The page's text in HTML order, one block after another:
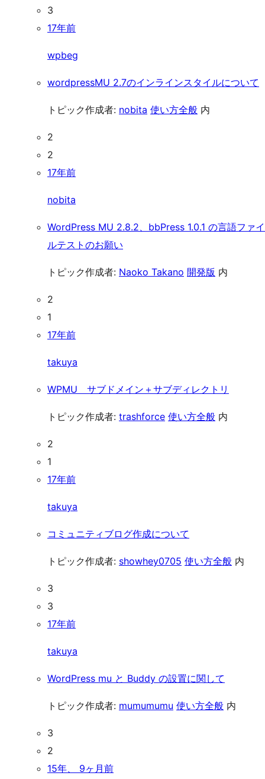
3
17年前
wpbeg
wordpressMU 2.7のインラインスタイルについて
トピック作成者: nobita 使い方全般 内
2
2
17年前
nobita
WordPress MU 2.8.2、bbPress 1.0.1 の言語ファイ
ルテストのお願い
トピック作成者: Naoko Takano 開発版 内
2
1
17年前
takuya
WPMU サブドメイン＋サブディレクトリ
トピック作成者: trashforce 使い方全般 内
2
1
17年前
takuya
コミュニティブログ作成について
トピック作成者: showhey0705 使い方全般 内
3
3
17年前
takuya
WordPress mu と Buddy の設置に関して
トピック作成者: mumumumu 使い方全般 内
3
2
15年、 9ヶ月前